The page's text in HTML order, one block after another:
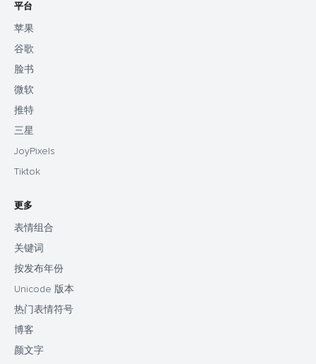
平台
苹果
谷歌
脸书
微软
推特
三星
JoyPixels
Tiktok
更多
表情组合
关键词
按发布年份
Unicode 版本
热门表情符号
博客
颜文字